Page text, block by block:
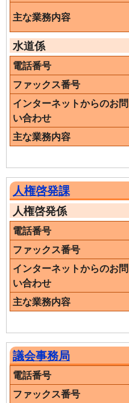
主な業務内容
水道係
電話番号
ファックス番号
インターネットからのお問
い合わせ
主な業務内容
人権啓発課
人権啓発係
電話番号
ファックス番号
インターネットからのお問
い合わせ
主な業務内容
議会事務局
電話番号
ファックス番号